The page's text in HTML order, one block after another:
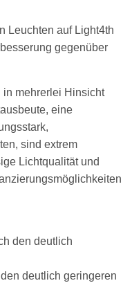
Leuchten auf Light4th
gegenüber
in mehrerlei Hinsicht
eine
sind extrem
Lichtqualität und
den deutlich
deutlich geringeren